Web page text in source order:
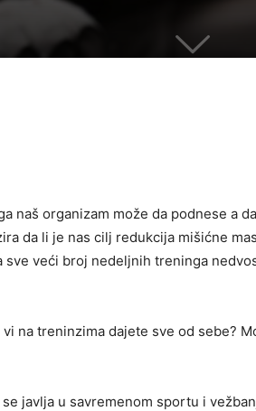
naš organizam može da podnese a da
da li je nas cilj redukcija mišićne
veći broj nedeljnih treninga
na treninzima dajete sve od sebe?
javlja u savremenom sportu i